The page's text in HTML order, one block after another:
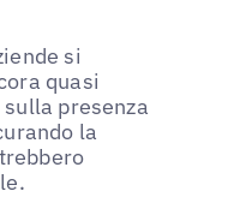
si
quasi
presenza
la